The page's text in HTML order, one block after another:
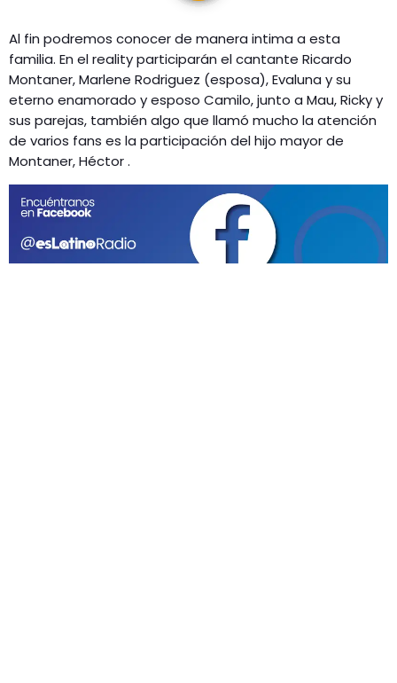
ACTUALIDAD
ESPECTÁCULOS
MÚSICA
ENTRETENIMIENTO
PROGRAMACIÓN
INICIO
RADIO SPLENDID
Al fin podremos conocer de manera intima a esta
familia. En el reality participarán el cantante Ricardo
Montaner, Marlene Rodriguez (esposa), Evaluna y su
eterno enamorado y esposo Camilo, junto a Mau, Ricky y
sus parejas, también algo que llamó mucho la atención
de varios fans es la participación del hijo mayor de
Montaner, Héctor .